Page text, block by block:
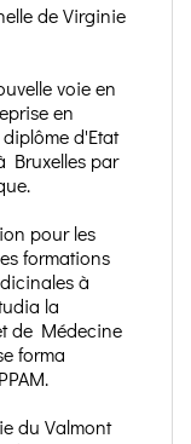
de Virginie
voie en
en
d'Etat
Bruxelles par
pour les
formations
à
la
de Médecine
forma
du Valmont